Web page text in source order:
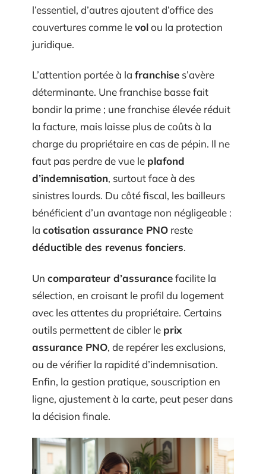
l’essentiel, d’autres ajoutent d’office des
couvertures comme levolou la protection
juridique.
L’attention portée à la franchise s’avère
déterminante. Une franchise basse fait
bondir la prime ; une franchise élevée réduit
la facture, mais laisse plus de coûts à la
charge du propriétaire en cas de pépin. Il ne
faut pas perdre de vue le plafond
d’indemnisation, surtout face à des
sinistres lourds. Du côté fiscal, les bailleurs
bénéficient d’un avantage non négligeable :
la cotisation assurance PNO reste
déductible des revenus fonciers.
Un comparateur d’assurancefacilite la
sélection, en croisant le profil du logement
avec les attentes du propriétaire. Certains
outils permettent de cibler le prix
assurance PNO, de repérer les exclusions,
ou de vérifier la rapidité d’indemnisation.
Enfin, la gestion pratique, souscription en
ligne, ajustement à la carte, peut peser dans
la décision finale.